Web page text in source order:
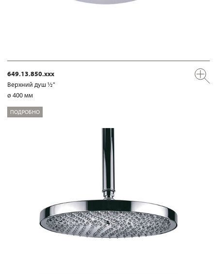
649.13.850.xxx
Верхний душ ½"
ø 400 мм
ПОДРОБНО